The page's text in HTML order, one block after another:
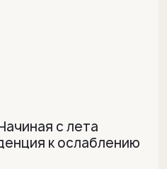
с лета
к ослаблению